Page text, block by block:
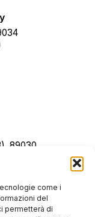
come i
del
permetterà di
89030